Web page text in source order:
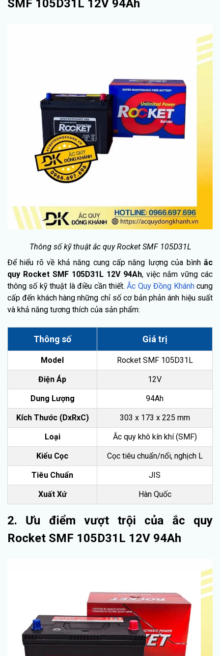
SMF 105D31L 12V 94Ah
Thông số kỹ thuật ắc quy Rocket SMF 105D31L
Để hiểu rõ về khả năng cung cấp năng lượng của bình ắc
quy Rocket SMF 105D31L 12V 94Ah, việc nắm vững các
thông số kỹ thuật là điều cần thiết.Ắc Quy Đồng Khánhcung
cấp đến khách hàng những chỉ số cơ bản phản ánh hiệu suất
và khả năng tương thích của sản phẩm:
Thông số Giá trị
Model Rocket SMF 105D31L
Điện Áp 12V
Dung Lượng 94Ah
Kích Thước (DxRxC) 303 x 173 x 225 mm
Loại Ắc quy khô kín khí (SMF)
Kiểu Cọc Cọc tiêu chuẩn/nổi, nghịch L
Tiêu Chuẩn JIS
Xuất Xứ Hàn Quốc
2. Ưu điểm vượt trội của ắc quy
Rocket SMF 105D31L 12V 94Ah